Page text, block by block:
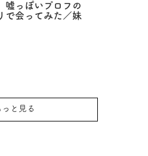
嘘っぽいプロフの
で会ってみた／妹
っと見る